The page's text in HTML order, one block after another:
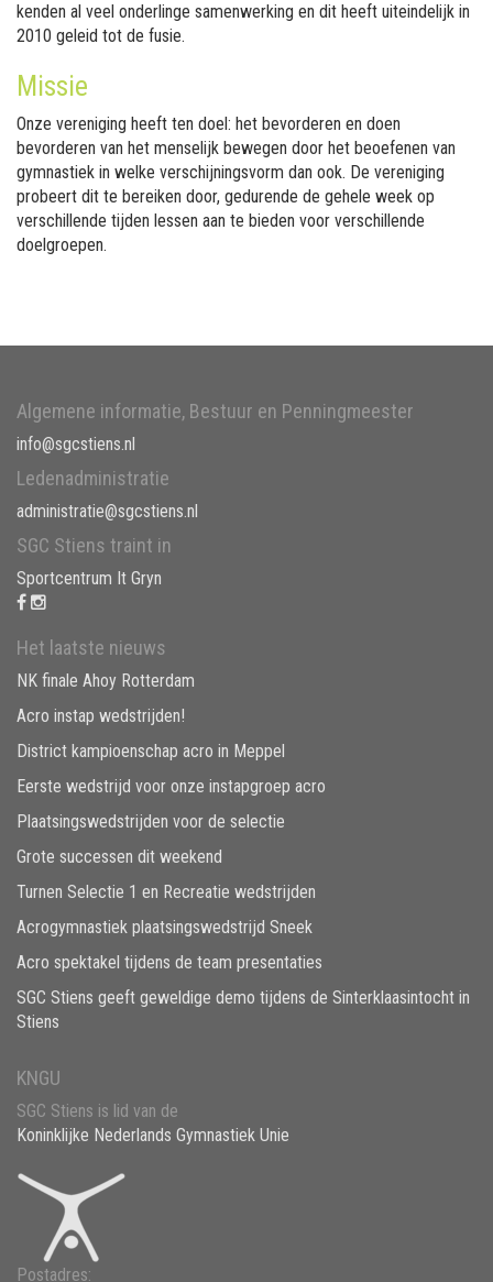
kenden al veel onderlinge samenwerking en dit heeft uiteindelijk in
2010 geleid tot de fusie.
Missie
Onze vereniging heeft ten doel: het bevorderen en doen
bevorderen van het menselijk bewegen door het beoefenen van
gymnastiek in welke verschijningsvorm dan ook. De vereniging
probeert dit te bereiken door, gedurende de gehele week op
verschillende tijden lessen aan te bieden voor verschillende
doelgroepen.
Algemene informatie, Bestuur en Penningmeester
info@sgcstiens.nl
Ledenadministratie
administratie@sgcstiens.nl
SGC Stiens traint in
Sportcentrum It Gryn
Het laatste nieuws
NK finale Ahoy Rotterdam
Acro instap wedstrijden!
District kampioenschap acro in Meppel
Eerste wedstrijd voor onze instapgroep acro
Plaatsingswedstrijden voor de selectie
Grote successen dit weekend
Turnen Selectie 1 en Recreatie wedstrijden
Acrogymnastiek plaatsingswedstrijd Sneek
Acro spektakel tijdens de team presentaties
SGC Stiens geeft geweldige demo tijdens de Sinterklaasintocht in
Stiens
KNGU
SGC Stiens is lid van de
Koninklijke Nederlands Gymnastiek Unie
Postadres: